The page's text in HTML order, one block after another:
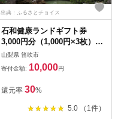
出典：ふるさとチョイス
石和健康ランドギフト券
3,000円分（1,000円×3枚）
144-001
山梨県 笛吹市
寄付金額: 10,000円
還元率 30%
5.0 （1件）